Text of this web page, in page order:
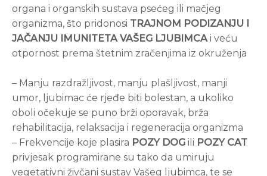
organa i organskih sustava psećeg ili mačjeg
organizma, što pridonosi TRAJNOM PODIZANJU I
JAČANJU IMUNITETA VAŠEG LJUBIMCA i veću
otpornost prema štetnim zračenjima iz okruženja
– Manju razdražljivost, manju plašljivost, manji
umor, ljubimac će rjeđe biti bolestan, a ukoliko
oboli očekuje se puno brži oporavak, brža
rehabilitacija, relaksacija i regeneracija organizma
– Frekvencije koje plasira POZY DOG ili POZY CAT
privjesak programirane su tako da umiruju
vegetativni živčani sustav Vašeg ljubimca, te se